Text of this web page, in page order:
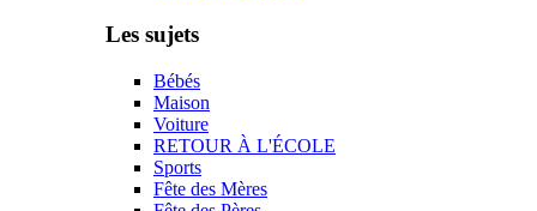
Les sujets
Bébés
Maison
Voiture
RETOUR À L'ÉCOLE
Sports
Fête des Mères